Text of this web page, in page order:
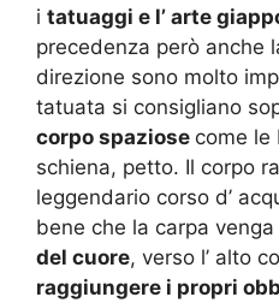
i tatuaggi e l’ arte
precedenza però anche
direzione sono molto
tatuata si consigliano
corpo spaziose come le
schiena, petto. Il corpo
leggendario corso d’
bene che la carpa
del cuore, verso l’ alto
raggiungere i propri